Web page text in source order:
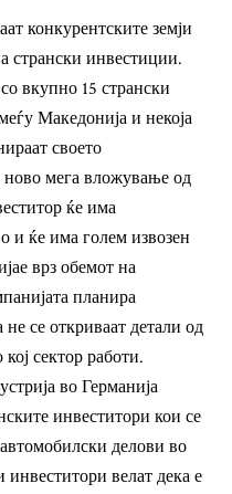
конкурентските земји
странски инвестиции.
вкупно 15 странски
Македонија и некоја
своето
ново мега вложување од
ќе има
и ќе има голем извозен
врз обемот на
планира
се откриваат детали од
сектор работи.
во Германија
инвеститори кои се
делови во
инвеститори велат дека е